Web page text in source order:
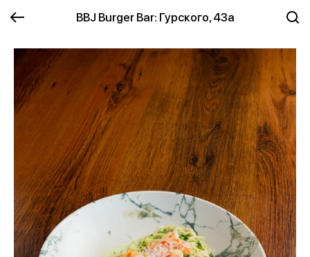
BBJ Burger Bar: Гурского, 43а